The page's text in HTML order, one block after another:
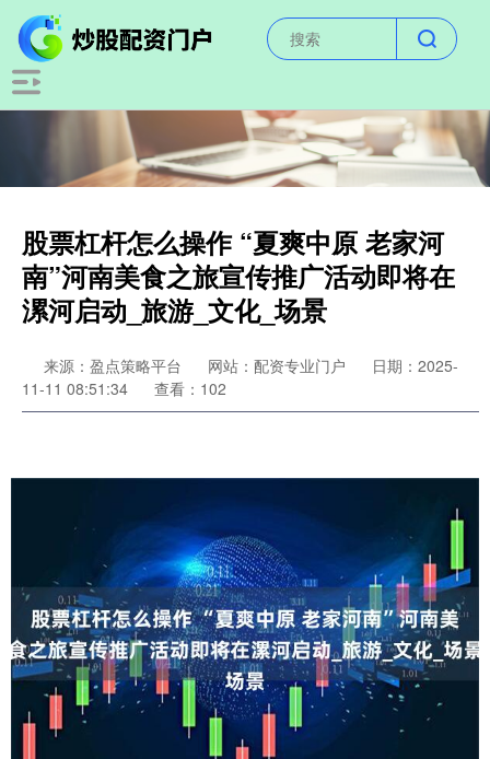
股票杠杆怎么操作 “夏爽中原 老家河
南”河南美食之旅宣传推广活动即将在
漯河启动_旅游_文化_场景
来源：盈点策略平台 网站：配资专业门户
日期：2025-
11-11 08:51:34
查看：102